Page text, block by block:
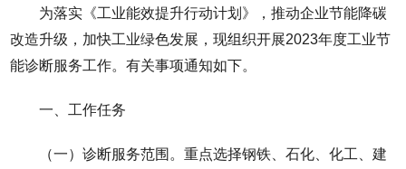
为落实《工业能效提升行动计划》，推动企业节能降碳
改造升级，加快工业绿色发展，现组织开展2023年度工业节
能诊断服务工作。有关事项通知如下。
一、工作任务
（一）诊断服务范围。重点选择钢铁、石化、化工、建